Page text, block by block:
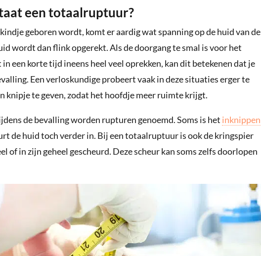
een totaalruptuur?
geboren wordt, komt er aardig wat spanning op de huid van de
wordt dan flink opgerekt. Als de doorgang te smal is voor het
een korte tijd ineens heel veel oprekken, kan dit betekenen dat je
Een verloskundige probeert vaak in deze situaties erger te
knipje te geven, zodat het hoofdje meer ruimte krijgt.
de bevalling worden rupturen genoemd. Soms is het inknippen
de huid toch verder in. Bij een totaalruptuur is ook de kringspier
of in zijn geheel gescheurd. Deze scheur kan soms zelfs doorlopen